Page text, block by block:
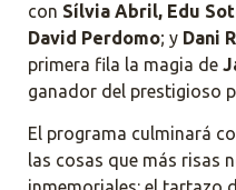
con Sílvia Abril, Edu
David Perdomo; y Dani
primera fila la magia de
ganador del prestigioso
El programa culminará
las cosas que más risas